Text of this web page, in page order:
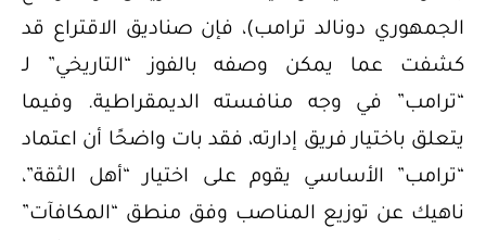
الجمهوري دونالد ترامب)، فإن صناديق الاقتراع قد
كشفت عما يمكن وصفه بالفوز “التاريخي” لـ
“ترامب” في وجه منافسته الديمقراطية. وفيما
يتعلق باختيار فريق إدارته، فقد بات واضحًا أن اعتماد
“ترامب” الأساسي يقوم على اختيار “أهل الثقة”،
ناهيك عن توزيع المناصب وفق منطق “المكافآت”